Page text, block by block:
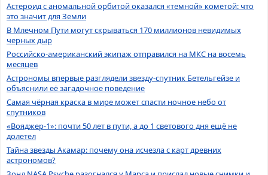
Астероид с аномальной орбитой оказался «темной» кометой: что
это значит для Земли
В Млечном Пути могут скрываться 170 миллионов невидимых
черных дыр
Российско-американский экипаж отправился на МКС на восемь
месяцев
Астрономы впервые разглядели звезду-спутник Бетельгейзе и
объяснили её загадочное поведение
Самая чёрная краска в мире может спасти ночное небо от
спутников
«Вояджер-1»: почти 50 лет в пути, а до 1 светового дня ещё не
долетел
Тайна звезды Акамар: почему она исчезла с карт древних
астрономов?